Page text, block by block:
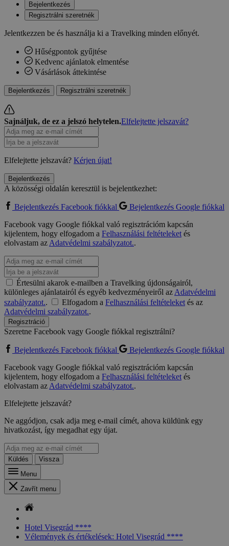
Bejelentkezés
Regisztrálni szeretnék
Jelentkezzen be és használja ki a Travelking minden előnyét.
Hűségpontok gyűjtése
Kedvenc ajánlatok elmentése
Vásárlások áttekintése
Bejelentkezés Regisztrálni szeretnék
Sajnáljuk, de ez a jelszó helytelen.Elfelejtette jelszavát?
Elfelejtette jelszavát? Kérjen újat!
Bejelentkezés
A közösségi oldalán keresztül is bejelentkezhet:
Bejelentkezés Facebook fiókkal
Bejelentkezés Google fiókkal
Facebook vagy Google fiókkal való regisztrációm kapcsán
kijelentem, hogy elfogadom a Felhasználási feltételeketés
elolvastam azAdatvédelmi szabályzatot..
Értesülni akarok e-mailben a Travelking újdonságairól,
különleges ajánlatairól és egyéb kedvezményeiről azAdatvédelmi
szabályzatot.. Elfogadom a Felhasználási feltételeketés az
Adatvédelmi szabályzatot..
Regisztráció
Szeretne Facebook vagy Google fiókkal regisztrálni?
Bejelentkezés Facebook fiókkal
Bejelentkezés Google fiókkal
Facebook vagy Google fiókkal való regisztrációm kapcsán
kijelentem, hogy elfogadom a Felhasználási feltételeketés
elolvastam azAdatvédelmi szabályzatot..
Elfelejtette jelszavát?
Ne aggódjon, csak adja meg e-mail címét, ahova küldünk egy
hivatkozást, így megadhat egy újat.
Küldés
Vissza
Menu
Zavřít menu
Hotel Visegrád ****
Vélemények és értékelések: Hotel Visegrád ****